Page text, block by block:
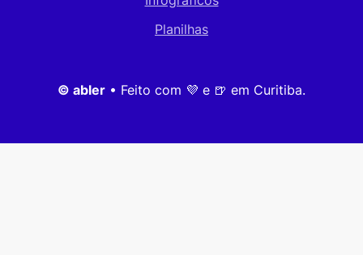
Planilhas
© abler • Feito com 💜 e 🍺 em Curitiba.